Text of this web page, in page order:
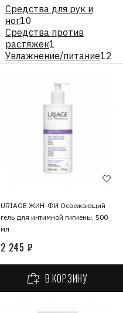
Средства для рук и
ног10
Средства против
растяжек1
Увлажнение/питание12
URIAGE ЖИН-ФИ Освежающий
гель для интимной гигиены, 500
мл
2 245 ₽
В КОРЗИНУ